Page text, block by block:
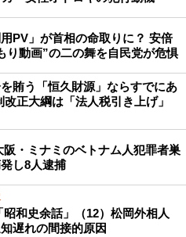
PV」が首相の命取りに？ 安倍
り動画”の二の舞を自民党が危惧
賄う「恒久財源」ならすでにあ
正大綱は「法人税引き上げ」
阪・ミナミのベトナム人犯罪者巣
し8人逮捕
和史余話」（12）松岡外相人
遅れの間接的原因